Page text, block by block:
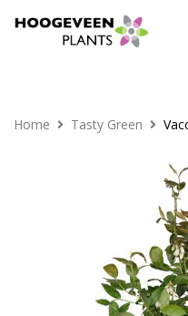
Home Tasty Green